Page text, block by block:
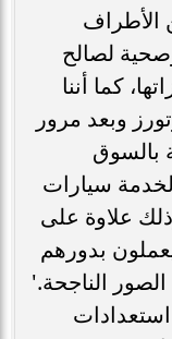
الأطراف
لصالح
كما أننا
وبعد مرور
بالسوق
سيارات
علاوة على
بدورهم
الناجحة.'